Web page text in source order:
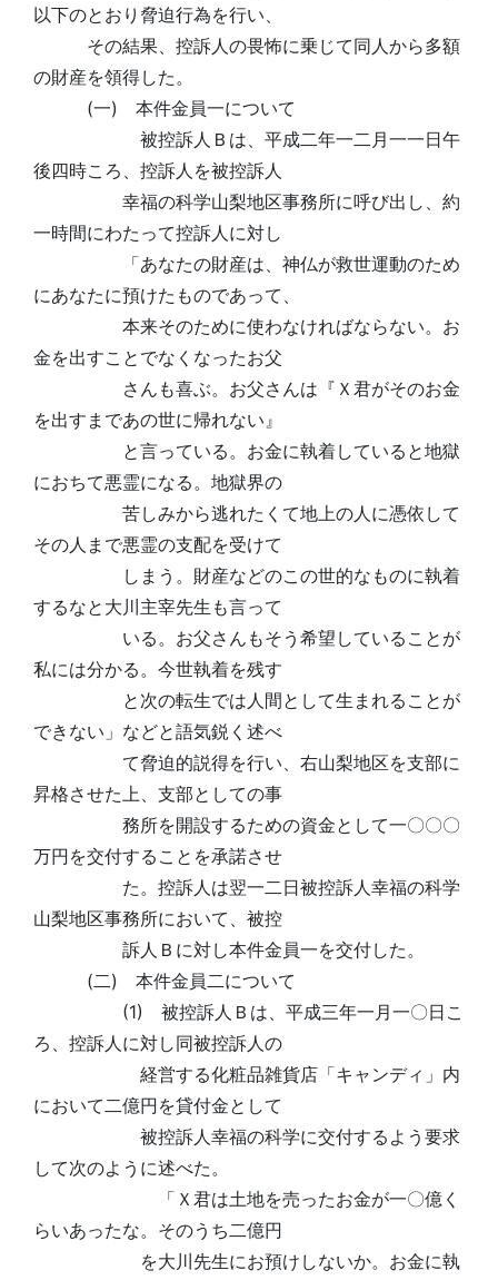
以下のとおり脅迫行為を行い、
その結果、控訴人の畏怖に乗じて同人から多額
の財産を領得した。
(一) 本件金員一について
被控訴人Ｂは、平成二年一二月一一日午
後四時ころ、控訴人を被控訴人
幸福の科学山梨地区事務所に呼び出し、約
一時間にわたって控訴人に対し
「あなたの財産は、神仏が救世運動のため
にあなたに預けたものであって、
本来そのために使わなければならない。お
金を出すことでなくなったお父
さんも喜ぶ。お父さんは『Ｘ君がそのお金
を出すまであの世に帰れない』
と言っている。お金に執着していると地獄
におちて悪霊になる。地獄界の
苦しみから逃れたくて地上の人に憑依して
その人まで悪霊の支配を受けて
しまう。財産などのこの世的なものに執着
するなと大川主宰先生も言って
いる。お父さんもそう希望していることが
私には分かる。今世執着を残す
と次の転生では人間として生まれることが
できない」などと語気鋭く述べ
て脅迫的説得を行い、右山梨地区を支部に
昇格させた上、支部としての事
務所を開設するための資金として一〇〇〇
万円を交付することを承諾させ
た。控訴人は翌一二日被控訴人幸福の科学
山梨地区事務所において、被控
訴人Ｂに対し本件金員一を交付した。
(二) 本件金員二について
(1) 被控訴人Ｂは、平成三年一月一〇日こ
ろ、控訴人に対し同被控訴人の
経営する化粧品雑貨店「キャンディ」内
において二億円を貸付金として
被控訴人幸福の科学に交付するよう要求
して次のように述べた。
「Ｘ君は土地を売ったお金が一〇億く
らいあったな。そのうち二億円
を大川先生にお預けしないか。お金に執